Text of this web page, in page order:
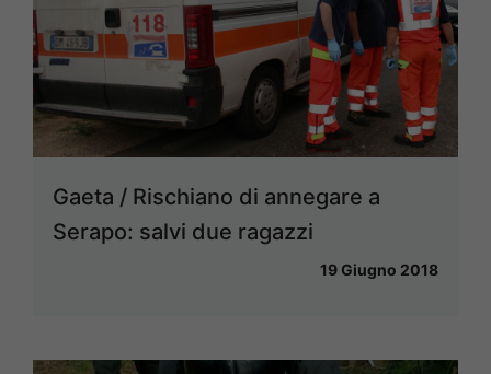
Gaeta / Rischiano di annegare a
Serapo: salvi due ragazzi
19 Giugno 2018